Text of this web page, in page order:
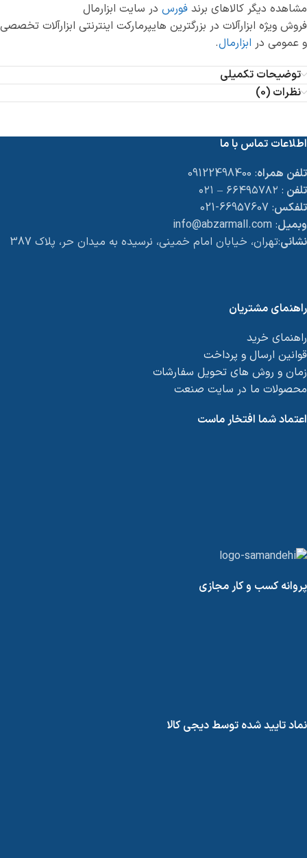
مشاهده دیگر کالاهای برند فورس در سایت ابزارمال
فروش ویژه ابزارآلات در بزرگترین هایپرمارکت اینترنتی ابزارآلات تخصصی
و عمومی در ابزارمال.
توضیحات تکمیلی
نظرات (0)
اطلاعات تماس با ما
تلفن همراه: 09122498400
تلفن : ۶۶۴۹۵۷۸۲ – ۰۲۱
تلفکس: 66957607-021
وبمیل: info@abzarmall.com
نشانی:تهران، خیابان امام خمینی، نرسیده به میدان حر، پلاک 387
راهنمای مشتریان
راهنمای خرید
قوانین ارسال و پرداخت
زمان و روش های تحویل سفارشات
محصولات ما در سایت صنعت
اعتماد شما افتخار ماست
پروانه کسب و کار مجازی
نماد تایید شده توسط دیجی کالا